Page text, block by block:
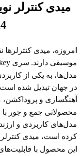
امروزه، میدی
مدل‌ها، به یکی از
در جهان تبدیل شده
آهنگسازی و پروداکشن،
محصولاتی جمع و جور با
مدل‌های کاربردی و
این محصول با